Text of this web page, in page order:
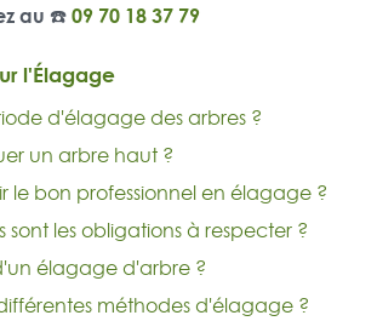
au ☎️09 70 18 37 79
l'Élagage
d'élagage des arbres ?
un arbre haut ?
le bon professionnel en élagage ?
sont les obligations à respecter ?
élagage d'arbre ?
méthodes d'élagage ?